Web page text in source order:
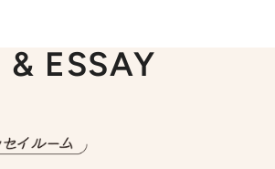
ESSAY